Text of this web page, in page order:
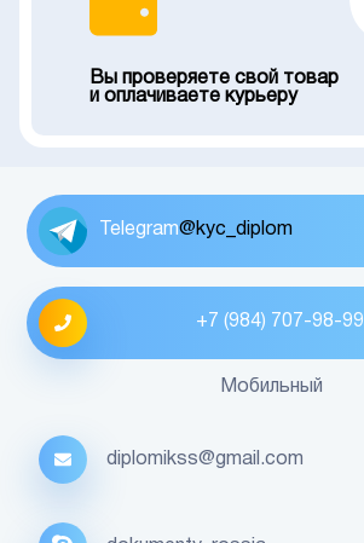
Вы проверяете свой товар
и оплачиваете курьеру
Telegram@kyc_diplom
+7 (984) 707-98-99
Мобильный
diplomikss@gmail.com